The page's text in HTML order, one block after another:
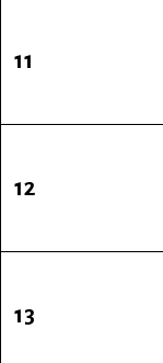
11
12
13